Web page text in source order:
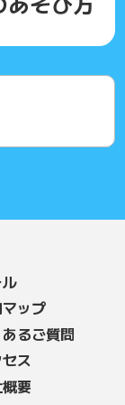
ップ
るご質問
ス
要